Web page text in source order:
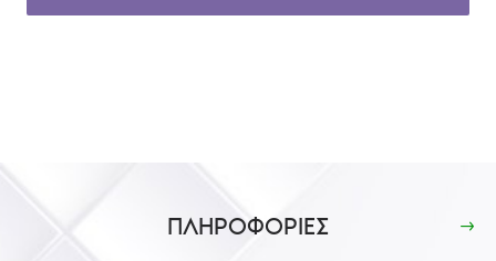
ΠΛΗΡΟΦΟΡΙΕΣ